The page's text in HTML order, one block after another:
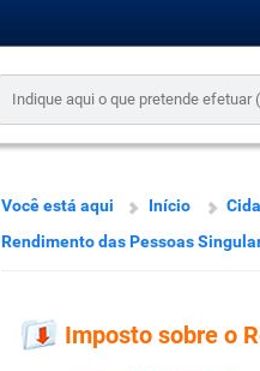
Você está aqui Início
Rendimento das Pessoas
Imposto sobre o